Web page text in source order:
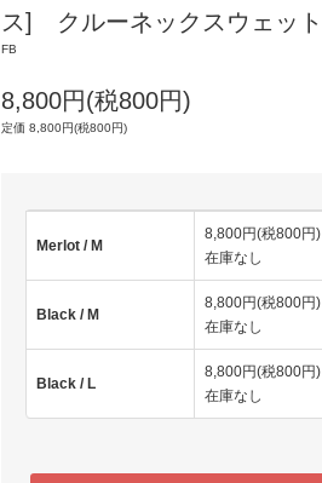
ス] クルーネックスウェット
FB
8,800円(税800円)
定価 8,800円(税800円)
Merlot / M
8,800円(税800円)
在庫なし
Black / M
8,800円(税800円)
在庫なし
Black / L
8,800円(税800円)
在庫なし